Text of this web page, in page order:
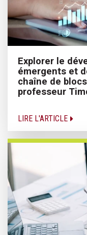
Explorer le
émergents et
chaîne de
professeur
LIRE L'ARTICLE